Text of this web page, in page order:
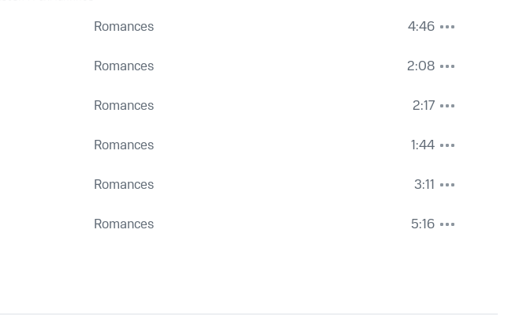
Romances
4:46
Romances
2:08
Romances
2:17
Romances
1:44
Romances
3:11
Romances 5:16